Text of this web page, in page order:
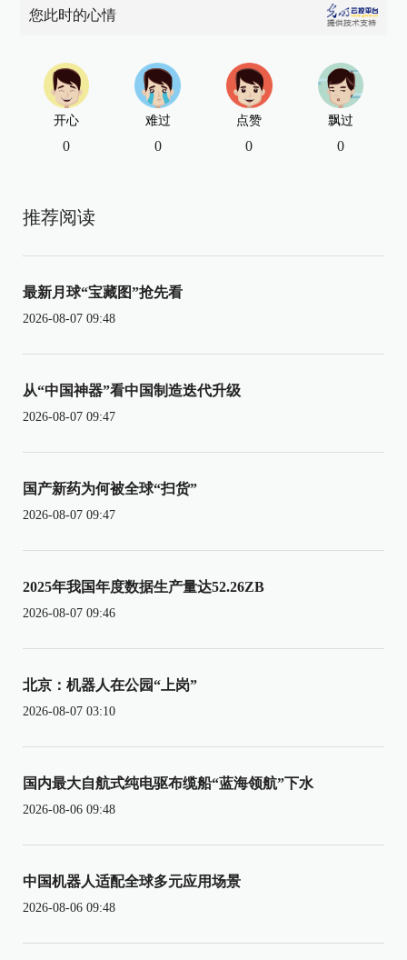
您此时的心情
开心
0
难过
0
点赞
0
飘过
0
推荐阅读
最新月球“宝藏图”抢先看
2026-08-07 09:48
从“中国神器”看中国制造迭代升级
2026-08-07 09:47
国产新药为何被全球“扫货”
2026-08-07 09:47
2025年我国年度数据生产量达52.26ZB
2026-08-07 09:46
北京：机器人在公园“上岗”
2026-08-07 03:10
国内最大自航式纯电驱布缆船“蓝海领航”下水
2026-08-06 09:48
中国机器人适配全球多元应用场景
2026-08-06 09:48